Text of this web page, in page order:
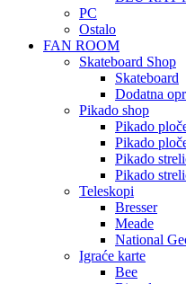
PC
Ostalo
FAN ROOM
Skateboard Shop
Skateboard
Dodatna
Pikado shop
Pikado
Pikado
Pikado
Pikado
Teleskopi
Bresser
Meade
National
Igraće karte
Bee